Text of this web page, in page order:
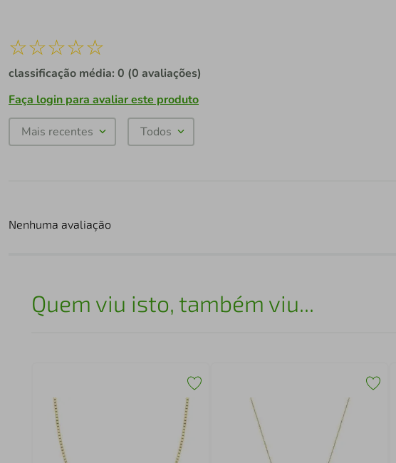
☆☆☆☆☆
classificação média: 0 (0 avaliações)
Faça login para avaliar este produto
Mais recentes Todos
Nenhuma avaliação
Quem viu isto, também viu...